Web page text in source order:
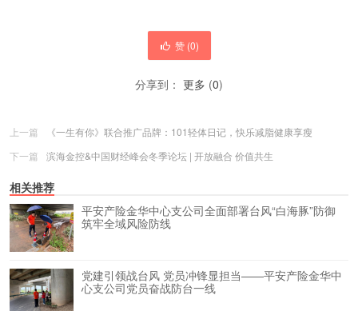
赞 (0)
分享到： 更多 (0)
上一篇
《一生有你》联合推广品牌：101轻体日记，快乐减脂健康享瘦
下一篇
滨海金控&中国财经峰会冬季论坛 | 开放融合 价值共生
相关推荐
平安产险金华中心支公司全面部署台风“白海豚”防御
筑牢全域风险防线
党建引领战台风 党员冲锋显担当——平安产险金华中
心支公司党员奋战防台一线